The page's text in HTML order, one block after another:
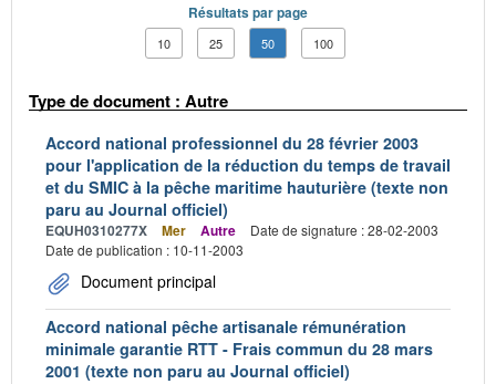
Résultats par page
10 25 50 100
Type de document : Autre
Accord national professionnel du 28 février 2003
pour l'application de la réduction du temps de travail
et du SMIC à la pêche maritime hauturière (texte non
paru au Journal officiel)
EQUH0310277X Mer Autre
Date de signature : 28-02-2003
Date de publication : 10-11-2003
Document principal
Accord national pêche artisanale rémunération
minimale garantie RTT - Frais commun du 28 mars
2001 (texte non paru au Journal officiel)